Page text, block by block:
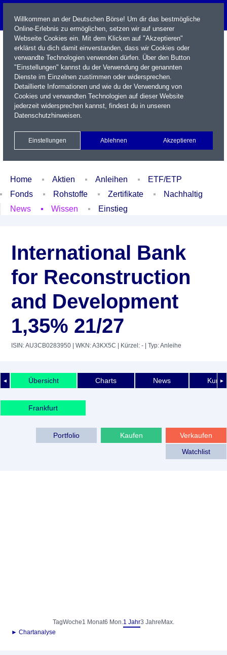
Name / WKN / ISIN / Kürzel
Xetra Realtime
Watchlist Portfolio Login
Home Aktien Anleihen
ETF/ETP
Fonds
Rohstoffe Zertifikate
Nachhaltig
News
Wissen Einstieg
International Bank
for Reconstruction
and Development
1,35% 21/27
ISIN: AU3CB0283950 | WKN: A3KX5C | Kürzel: - | Typ: Anleihe
◄ ►
Übersicht Charts News
Frankfurt
Verkaufen
Kaufen
Portfolio
Watchlist
TagWoche1 Monat6 Mon.1 Jahr3 Jahre Max.
► Chartanalyse
Willkommen an der Deutschen Börse! Um dir das bestmögliche
Online-Erlebnis zu ermöglichen, setzen wir auf unserer
Webseite Cookies ein. Mit dem Klicken auf "Akzeptieren"
erklärst du dich damit einverstanden, dass wir Cookies oder
verwandte Technologien verwenden dürfen. Über den Button
"Einstellungen" kannst du der Verwendung der genannten
Dienste im Einzelnen zustimmen oder widersprechen.
Detaillierte Informationen und wie du der Verwendung von
Cookies und verwandten Technologien auf dieser Website
jederzeit widersprechen kannst, findest du in unseren
Datenschutzhinweisen.
Einstellungen Ablehnen Akzeptieren